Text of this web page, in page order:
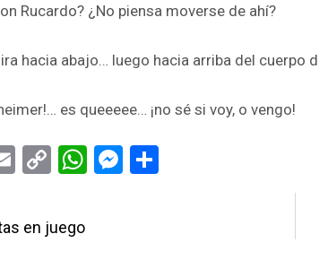
Rucardo? ¿No piensa moverse de ahí?
hacia abajo… luego hacia arriba del cuerpo
es queeeee… ¡no sé si voy, o vengo!
EmailCopyWhatsApp
Messenger
Share
en juego